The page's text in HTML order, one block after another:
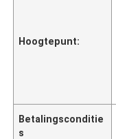
Hoogtepunt:
Betalingsconditie
s